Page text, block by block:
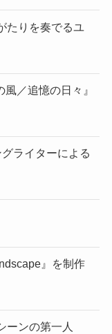
たりを奏でるユ
／追憶の日々』
ライターによる
』を制作
ーンの第一人